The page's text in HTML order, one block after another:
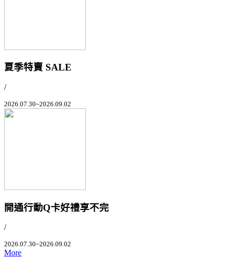
夏季特賣 SALE
/
2026.07.30~2026.09.02
開通行動Q卡好禮享不完
/
2026.07.30~2026.09.02
More